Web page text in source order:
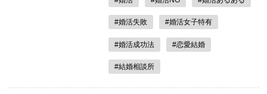
#婚活失敗 #婚活女子特有
#婚活成功法 #恋愛結婚
#結婚相談所